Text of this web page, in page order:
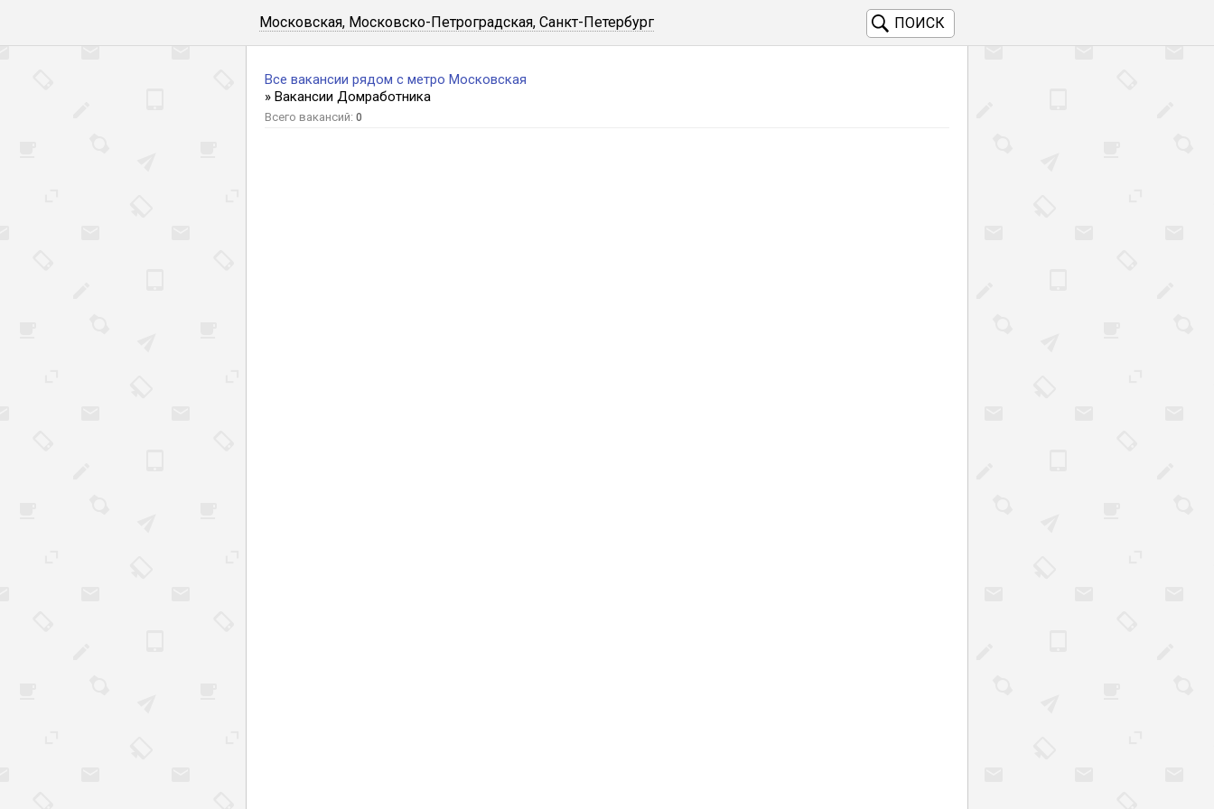
Московская, Московско-Петроградская, Санкт-Петербург ПОИСК
Все вакансии рядом с метро Московская
» Вакансии Домработника
Всего вакансий: 0